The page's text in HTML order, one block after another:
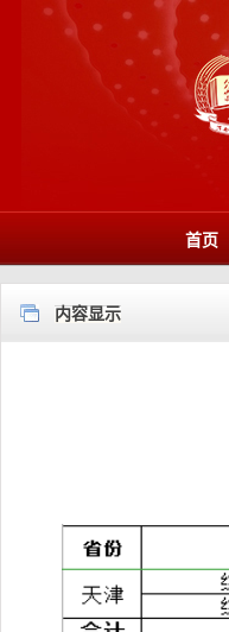
首页
内容显示